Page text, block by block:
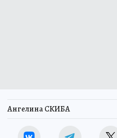
Ангелина СКИБА